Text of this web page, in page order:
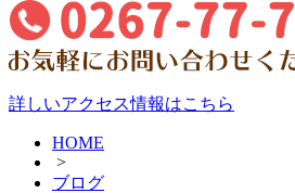
詳しいアクセス情報はこちら
HOME
>
ブログ